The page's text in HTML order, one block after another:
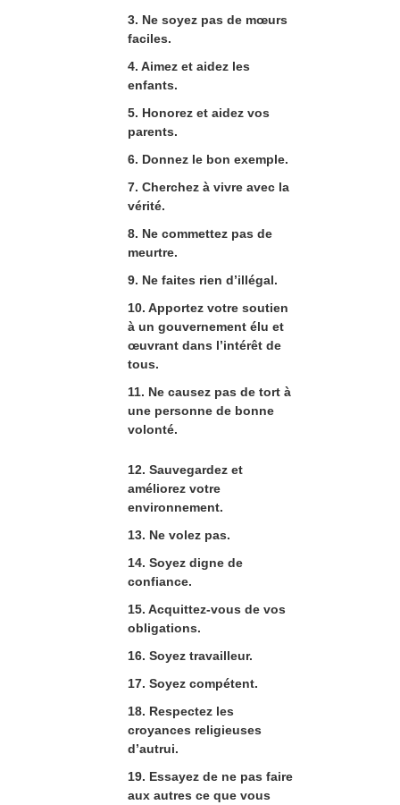
3. Ne soyez pas de mœurs
faciles.
4. Aimez et aidez les
enfants.
5. Honorez et aidez vos
parents.
6. Donnez le bon exemple.
7. Cherchez à vivre avec la
vérité.
8. Ne commettez pas de
meurtre.
9. Ne faites rien d’illégal.
10. Apportez votre soutien
à un gouvernement élu et
œuvrant dans l’intérêt de
tous.
11. Ne causez pas de tort à
une personne de bonne
volonté.
12. Sauvegardez et
améliorez votre
environnement.
13. Ne volez pas.
14. Soyez digne de
confiance.
15. Acquittez-vous de vos
obligations.
16. Soyez travailleur.
17. Soyez compétent.
18. Respectez les
croyances religieuses
d’autrui.
19. Essayez de ne pas faire
aux autres ce que vous